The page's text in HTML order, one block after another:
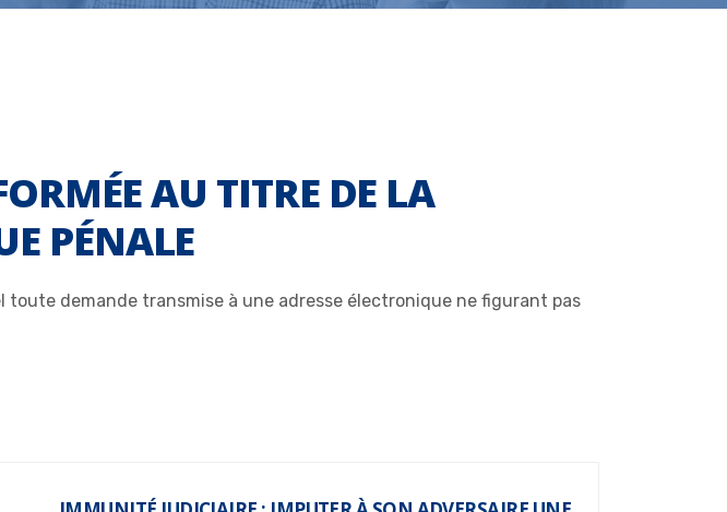
AU TITRE DE LA
PÉNALE
demande transmise à une adresse électronique ne figurant pas